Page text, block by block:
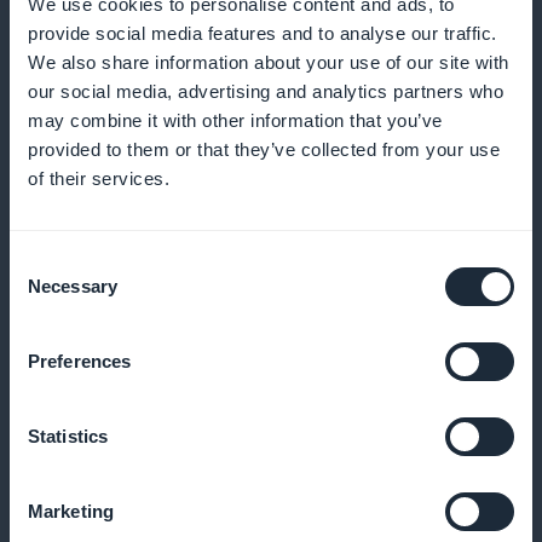
We use cookies to personalise content and ads, to
provide social media features and to analyse our traffic.
We also share information about your use of our site with
our social media, advertising and analytics partners who
may combine it with other information that you’ve
provided to them or that they’ve collected from your use
of their services.
Selection
Necessary
Preferences
Statistics
Marketing
Tilbyd personlige rabatkoder
Tilbyd kampagner på bestemte produktserier for at
øge salget
White label-udvidelse
Tilpas din applikation fuldt ud, og styrk din
Påmindelse om kurv